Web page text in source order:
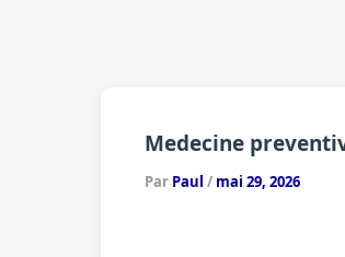
Medecine
Par Paul / mai 29, 2026